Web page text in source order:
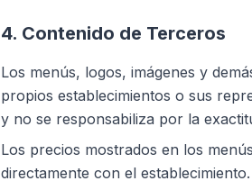
4. Contenido de Terceros
Los menús, logos, imágenes y
propios establecimientos o sus
y no se responsabiliza por la
Los precios mostrados en los
directamente con el establecimiento.